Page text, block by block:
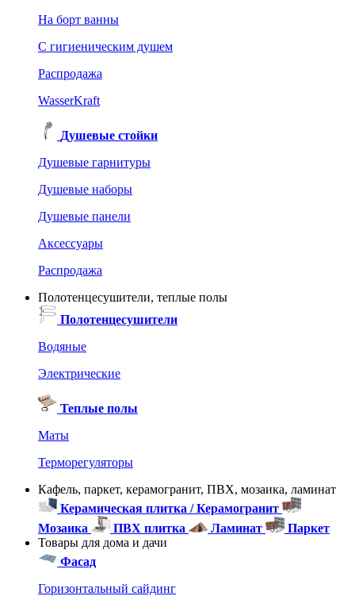
На борт ванны
C гигиеническим душем
Распродажа
WasserKraft
Душевые стойки
Душевые гарнитуры
Душевые наборы
Душевые панели
Аксессуары
Распродажа
Полотенцесушители, теплые полы
Полотенцесушители
Водяные
Электрические
Теплые полы
Маты
Терморегуляторы
Кафель, паркет, керамогранит, ПВХ, мозаика, ламинат
Керамическая плитка / Керамогранит
Мозаика
ПВХ плитка Ламинат
Паркет
Товары для дома и дачи
Фасад
Горизонтальный сайдинг